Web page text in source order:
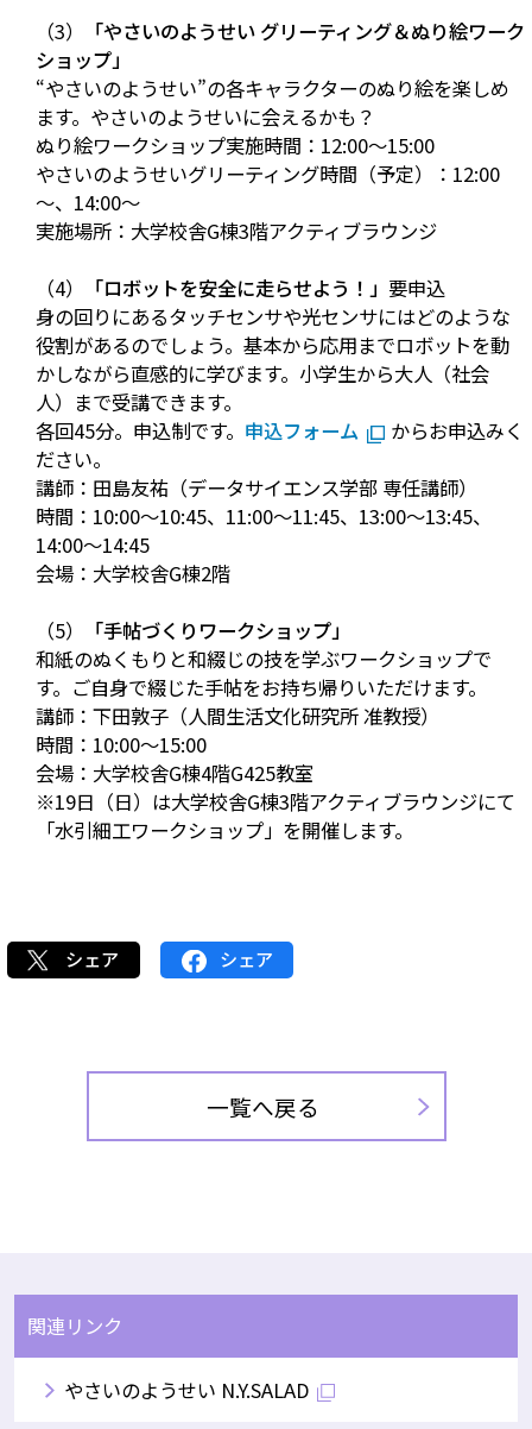
（3）
「やさいのようせい グリーティング＆ぬり絵ワーク
ショップ」
“やさいのようせい”の各キャラクターのぬり絵を楽しめ
ます。やさいのようせいに会えるかも？
ぬり絵ワークショップ実施時間：12:00～15:00
やさいのようせいグリーティング時間（予定）：12:00
～、14:00～
実施場所：大学校舎G棟3階アクティブラウンジ
（4）
「ロボットを安全に走らせよう！」 要申込
身の回りにあるタッチセンサや光センサにはどのような
役割があるのでしょう。基本から応用までロボットを動
かしながら直感的に学びます。小学生から大人（社会
人）まで受講できます。
各回45分。申込制です。 申込フォーム
からお申込みく
ださい。
講師：田島友祐（データサイエンス学部 専任講師）
時間：10:00～10:45、11:00～11:45、13:00～13:45、
14:00～14:45
会場：大学校舎G棟2階
（5）
「手帖づくりワークショップ」
和紙のぬくもりと和綴じの技を学ぶワークショップで
す。ご自身で綴じた手帖をお持ち帰りいただけます。
講師：下田敦子（人間生活文化研究所 准教授）
時間：10:00～15:00
会場：大学校舎G棟4階G425教室
※19日（日）は大学校舎G棟3階アクティブラウンジにて
「水引細工ワークショップ」を開催します。
シェア シェア
一覧へ戻る
関連リンク
やさいのようせい N.Y.SALAD